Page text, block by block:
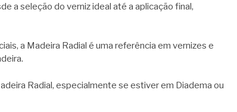
a seleção do verniz ideal até a aplicação final,
a Madeira Radial é uma referência em vernizes e
Radial, especialmente se estiver em Diadema ou